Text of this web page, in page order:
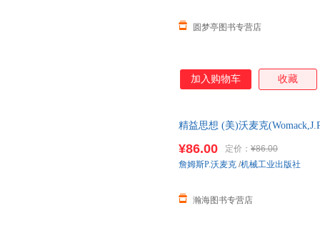
圆梦亭图书专营店
加入购物车 收藏
精益思想 (美)沃麦克
¥86.00 定价： ¥86.00
瀚海图书专营店
詹姆斯P.沃麦克 /机械工业出版社